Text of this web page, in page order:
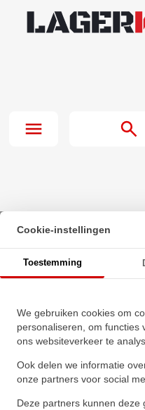
Beginpagina· NTN Insert
Cookie-instellingen
Toestemming
We gebruiken cookies om
personaliseren, om functies
ons websiteverkeer te
Ook delen we informatie
onze partners voor social
Deze partners kunnen deze
★
★
Schrijf